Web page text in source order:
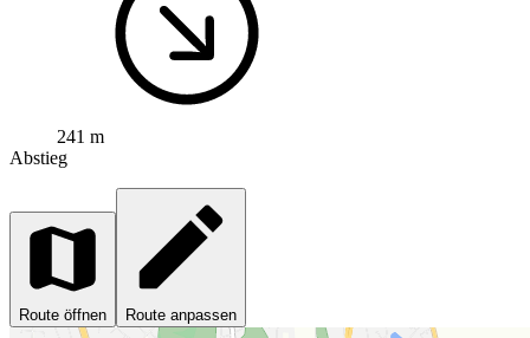
241 m
Abstieg
Route öffnen Route anpassen